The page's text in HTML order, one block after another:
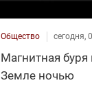
Общество сегодня,
Магнитная
Земле ночью